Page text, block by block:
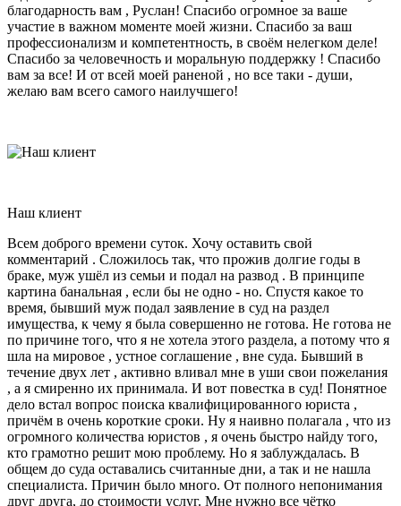
благодарность вам , Руслан! Спасибо огромное за ваше
участие в важном моменте моей жизни. Спасибо за ваш
профессионализм и компетентность, в своём нелегком деле!
Спасибо за человечность и моральную поддержку ! Спасибо
вам за все! И от всей моей раненой , но все таки - души,
желаю вам всего самого наилучшего!
Наш клиент
Всем доброго времени суток. Хочу оставить свой
комментарий . Сложилось так, что прожив долгие годы в
браке, муж ушёл из семьи и подал на развод . В принципе
картина банальная , если бы не одно - но. Спустя какое то
время, бывший муж подал заявление в суд на раздел
имущества, к чему я была совершенно не готова. Не готова не
по причине того, что я не хотела этого раздела, а потому что я
шла на мировое , устное соглашение , вне суда. Бывший в
течение двух лет , активно вливал мне в уши свои пожелания
, а я смиренно их принимала. И вот повестка в суд! Понятное
дело встал вопрос поиска квалифицированного юриста ,
причём в очень короткие сроки. Ну я наивно полагала , что из
огромного количества юристов , я очень быстро найду того,
кто грамотно решит мою проблему. Но я заблуждалась. В
общем до суда оставались считанные дни, а так и не нашла
специалиста. Причин было много. От полного непонимания
друг друга, до стоимости услуг. Мне нужно все чётко